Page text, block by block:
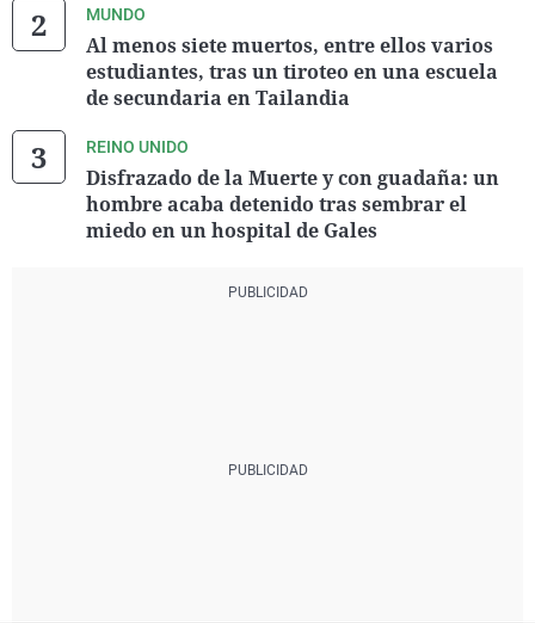
MUNDO
Al menos siete muertos, entre ellos varios
estudiantes, tras un tiroteo en una escuela
de secundaria en Tailandia
REINO UNIDO
Disfrazado de la Muerte y con guadaña: un
hombre acaba detenido tras sembrar el
miedo en un hospital de Gales